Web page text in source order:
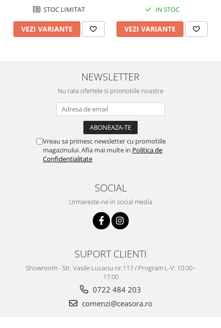
STOC LIMITAT
VEZI VARIANTE
IN STOC
VEZI VARIANTE
NEWSLETTER
Nu rata ofertele si promotiile noastre
Vreau sa primesc newsletter cu promotiile
magazinului. Afla mai multe in Politica de
Confidentialitate
SOCIAL
Urmareste-ne in social media
SUPORT CLIENTI
Showroom - Str. Vasile Lucaciu nr.117 / Program L-V: 10.00 -
17.00
0722 484 203
comenzi@ceasora.ro